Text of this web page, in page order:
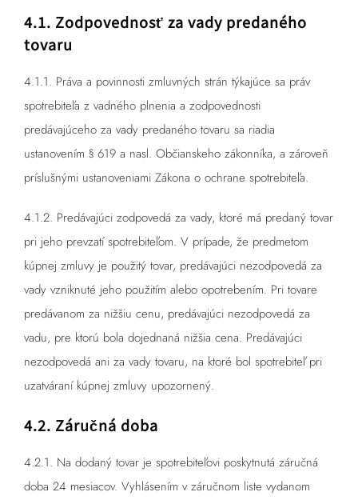
4.1. Zodpovednosť za vady predaného
tovaru
4.1.1. Práva a povinnosti zmluvných strán týkajúce sa práv
spotrebiteľa z vadného plnenia a zodpovednosti
predávajúceho za vady predaného tovaru sa riadia
ustanovením § 619 a nasl. Občianskeho zákonníka, a zároveň
príslušnými ustanoveniami Zákona o ochrane spotrebiteľa.
4.1.2. Predávajúci zodpovedá za vady, ktoré má predaný tovar
pri jeho prevzatí spotrebiteľom. V prípade, že predmetom
kúpnej zmluvy je použitý tovar, predávajúci nezodpovedá za
vady vzniknuté jeho použitím alebo opotrebením. Pri tovare
predávanom za nižšiu cenu, predávajúci nezodpovedá za
vadu, pre ktorú bola dojednaná nižšia cena. Predávajúci
nezodpovedá ani za vady tovaru, na ktoré bol spotrebiteľ pri
uzatváraní kúpnej zmluvy upozornený.
4.2. Záručná doba
4.2.1. Na dodaný tovar je spotrebiteľovi poskytnutá záručná
doba 24 mesiacov. Vyhlásením v záručnom liste vydanom